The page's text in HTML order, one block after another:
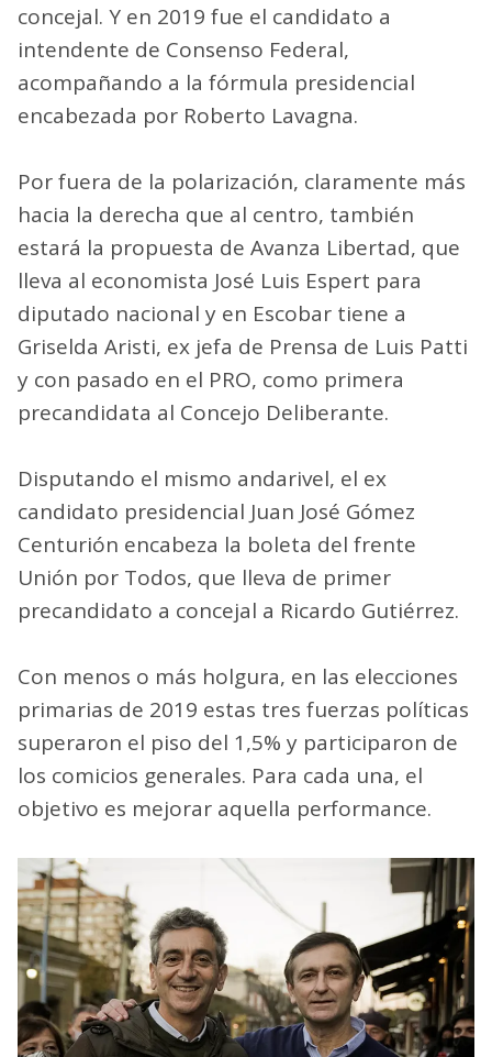
concejal. Y en 2019 fue el candidato a
intendente de Consenso Federal,
acompañando a la fórmula presidencial
encabezada por Roberto Lavagna.
Por fuera de la polarización, claramente más
hacia la derecha que al centro, también
estará la propuesta de Avanza Libertad, que
lleva al economista José Luis Espert para
diputado nacional y en Escobar tiene a
Griselda Aristi, ex jefa de Prensa de Luis Patti
y con pasado en el PRO, como primera
precandidata al Concejo Deliberante.
Disputando el mismo andarivel, el ex
candidato presidencial Juan José Gómez
Centurión encabeza la boleta del frente
Unión por Todos, que lleva de primer
precandidato a concejal a Ricardo Gutiérrez.
Con menos o más holgura, en las elecciones
primarias de 2019 estas tres fuerzas políticas
superaron el piso del 1,5% y participaron de
los comicios generales. Para cada una, el
objetivo es mejorar aquella performance.